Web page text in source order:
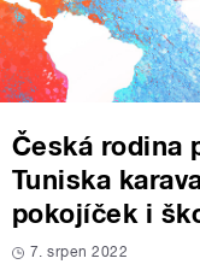
Česká rodina
Tuniska
pokojíček i
7. srpen 2022